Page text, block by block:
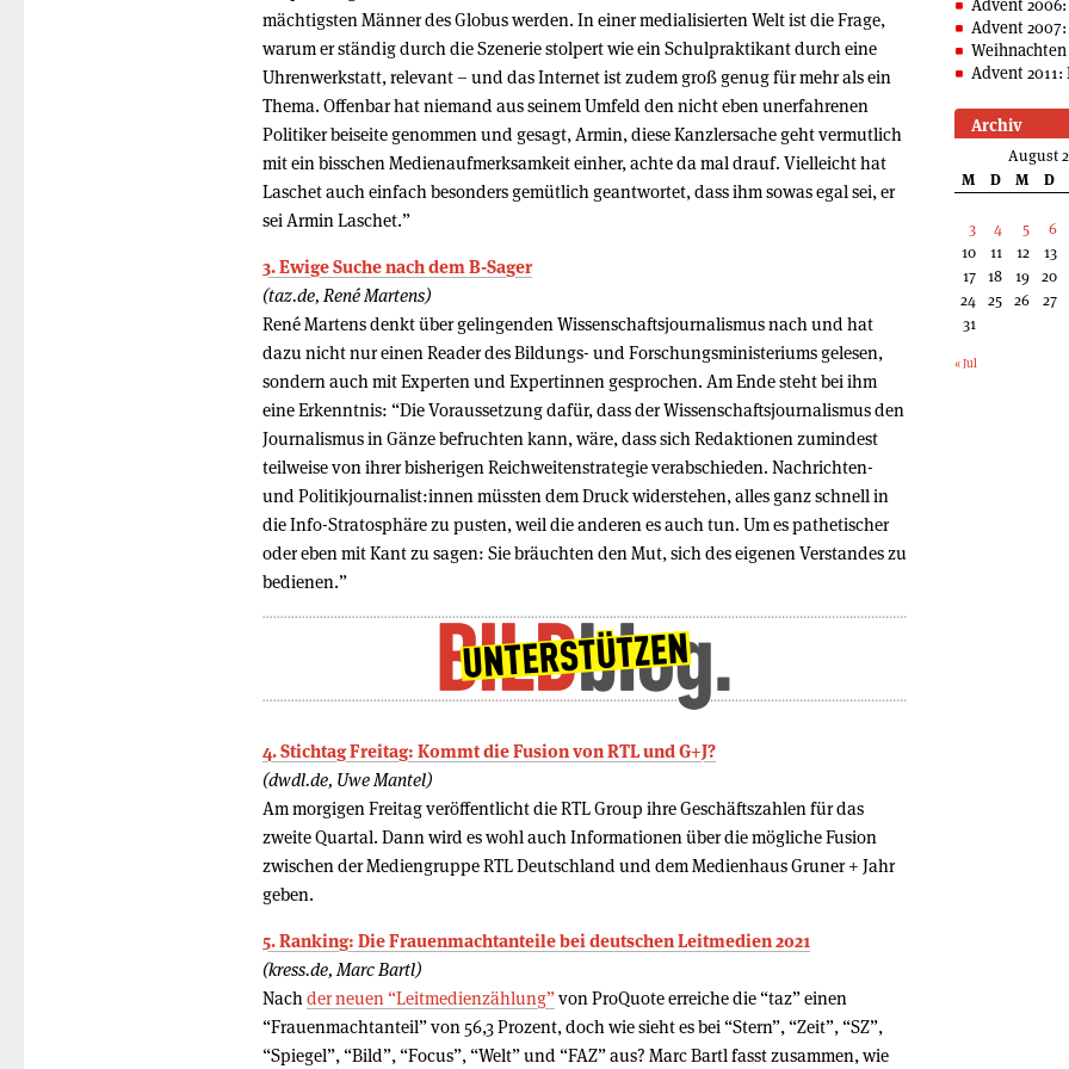
mächtigsten Männer des Globus werden. In einer medialisierten Welt ist die Frage,
warum er ständig durch die Szenerie stolpert wie ein Schulpraktikant durch eine
Uhrenwerkstatt, relevant – und das Internet ist zudem groß genug für mehr als ein
Thema. Offenbar hat niemand aus seinem Umfeld den nicht eben unerfahrenen
Politiker beiseite genommen und gesagt, Armin, diese Kanzlersache geht vermutlich
mit ein bisschen Medienaufmerksamkeit einher, achte da mal drauf. Vielleicht hat
Laschet auch einfach besonders gemütlich geantwortet, dass ihm sowas egal sei, er
sei Armin Laschet.”
3. Ewige Suche nach dem B-Sager
(taz.de, René Martens)
René Martens denkt über gelingenden Wissenschaftsjournalismus nach und hat
dazu nicht nur einen Reader des Bildungs- und Forschungsministeriums gelesen,
sondern auch mit Experten und Expertinnen gesprochen. Am Ende steht bei ihm
eine Erkenntnis: “Die Voraussetzung dafür, dass der Wissenschaftsjournalismus den
Journalismus in Gänze befruchten kann, wäre, dass sich Redaktionen zumindest
teilweise von ihrer bisherigen Reichweitenstrategie verabschieden. Nachrichten-
und Po­li­tik­jour­na­lis­t:in­nen müssten dem Druck widerstehen, alles ganz schnell in
die Info-Stratosphäre zu pusten, weil die anderen es auch tun. Um es pathetischer
oder eben mit Kant zu sagen: Sie bräuchten den Mut, sich des eigenen Verstandes zu
bedienen.”
4. Stichtag Freitag: Kommt die Fusion von RTL und G+J?
(dwdl.de, Uwe Mantel)
Am morgigen Freitag veröffentlicht die RTL Group ihre Geschäftszahlen für das
zweite Quartal. Dann wird es wohl auch Informationen über die mögliche Fusion
zwischen der Mediengruppe RTL Deutschland und dem Medienhaus Gruner + Jahr
geben.
5. Ranking: Die Frauenmachtanteile bei deutschen Leitmedien 2021
(kress.de, Marc Bartl)
Nach der neuen “Leitmedienzählung”von ProQuote erreiche die “taz” einen
“Frauenmachtanteil” von 56,3 Prozent, doch wie sieht es bei “Stern”, “Zeit”, “SZ”,
“Spiegel”, “Bild”, “Focus”, “Welt” und “FAZ” aus? Marc Bartl fasst zusammen, wie
Advent
Advent
Advent
Archiv
August
M
D M D
3 4 5
6
10
11 12
13
17 18 19 20
24 25 26
27
31
« Jul